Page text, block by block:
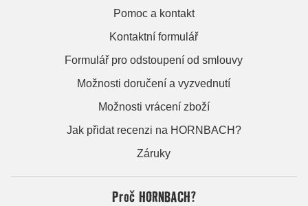
Pomoc a kontakt
Kontaktní formulář
Formulář pro odstoupení od smlouvy
Možnosti doručení a vyzvednutí
Možnosti vrácení zboží
Jak přidat recenzi na HORNBACH?
Záruky
Proč HORNBACH?